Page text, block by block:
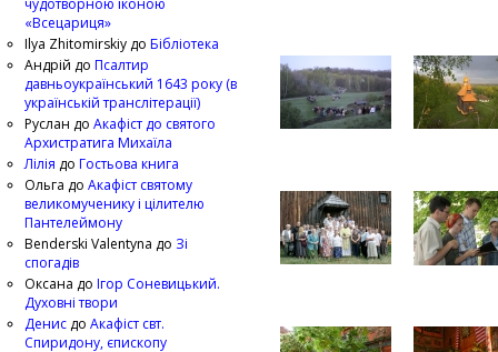
«Всецариця»
Ilya Zhitomirskiy до Бібліотека
Андрій до Псалтир
давньоукраїнський 1643 року (в
українській транслітерації)
Руслан до Акафіст до святого
Архистратига Михаїла
Лілія до Гостьова книга
Ольга до Акафіст святому
великомученику і цілителю
Пантелеймону
Benderski Valentyna до Зі
спогадів
Оксана до Ігор Соневицький.
Духовні твори
Денис до Акафіст свт.
Спиридону, єпископу